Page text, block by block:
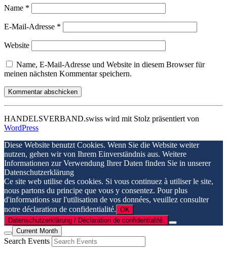
Name *
E-Mail-Adresse *
Website
Name, E-Mail-Adresse und Website in diesem Browser für
meinen nächsten Kommentar speichern.
HANDELSVERBAND.swiss wird mit Stolz präsentiert von
WordPress
Diese Website benutzt Cookies. Wenn Sie die Website weiter
nutzen, gehen wir von Ihrem Einverständnis aus. Weitere
Informationen zur Verwendung Ihrer Daten finden Sie in unserer
Datenschutzerklärung
Ce site web utilise des cookies. Si vous continuez à utiliser le site,
nous partons du principe que vous y consentez. Pour plus
d'informations sur l'utilisation de vos données, veuillez consulter
notre déclaration de confidentialité. OK
Datenschutzerklärung / Déclaration de confidentialité.
Current Month
Search Events